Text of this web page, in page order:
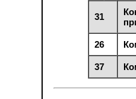
31
26
37